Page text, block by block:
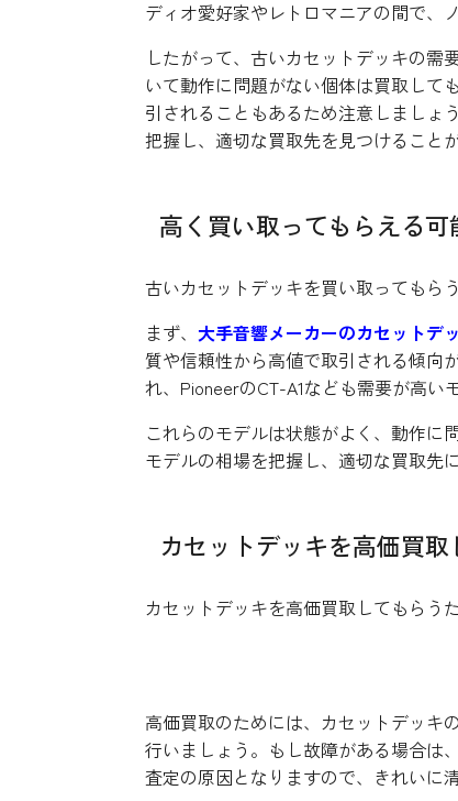
ディオ愛好家やレトロマニアの間で、
したがって、古いカセットデッキの
いて動作に問題がない個体は買取して
引されることもあるため注意しましょ
把握し、適切な買取先を見つけること
高く買い取ってもらえる
古いカセットデッキを買い取ってもら
まず、 大手音響メーカーのカセットデ
質や信頼性から高値で取引される傾向
れ、PioneerのCT-A1なども需要が高い
これらのモデルは状態がよく、動作に
モデルの相場を把握し、適切な買取先
カセットデッキを高価買
カセットデッキを高価買取してもらう
高価買取のためには、カセットデッキ
行いましょう。もし故障がある場合は
査定の原因となりますので、きれいに